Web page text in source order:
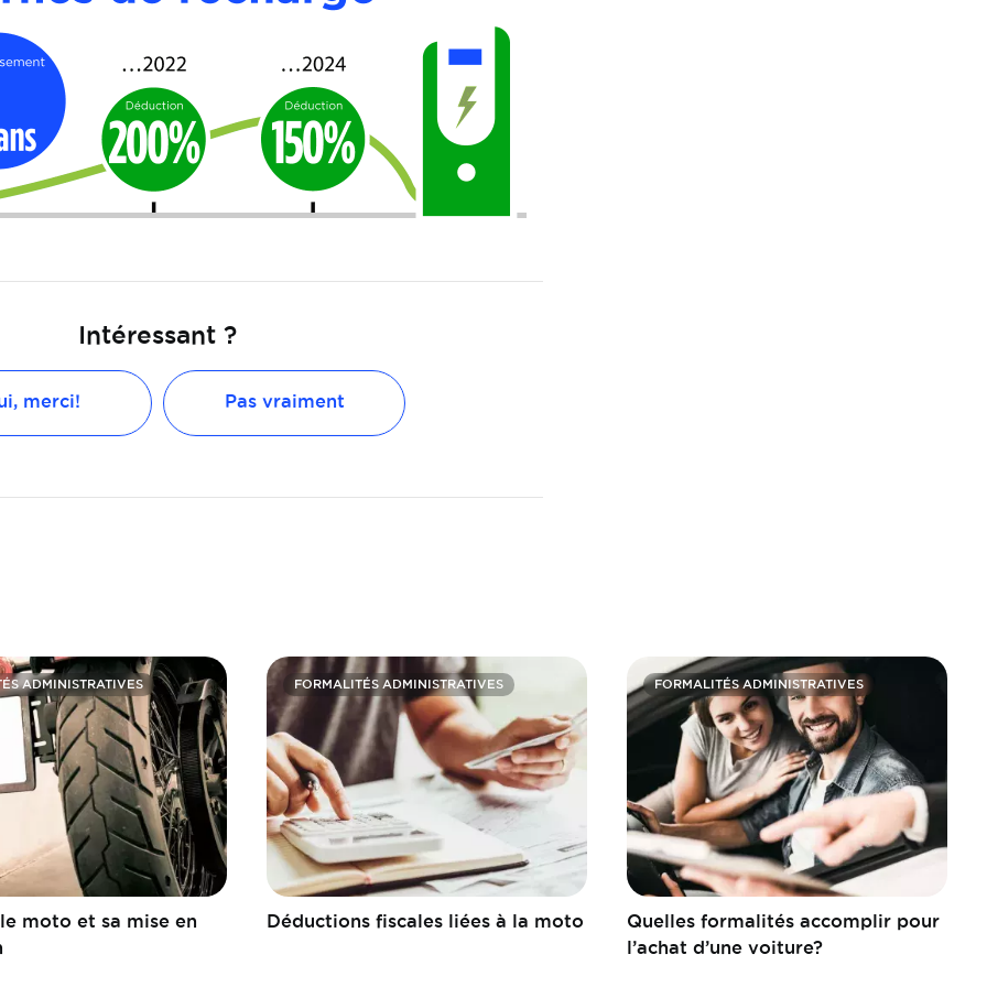
Intéressant ?
merci! Pas vraiment
ADMINISTRATIVES
moto et sa mise en
FORMALITÉS ADMINISTRATIVES
Déductions fiscales liées à la moto
FORMALITÉS ADMINISTRATIVES
Quelles formalités accomplir pour
l’achat d’une voiture?